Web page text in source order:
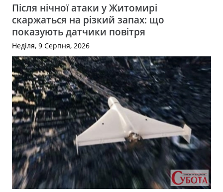
Після нічної атаки у Житомирі
скаржаться на різкий запах: що
показують датчики повітря
Неділя, 9 Серпня, 2026